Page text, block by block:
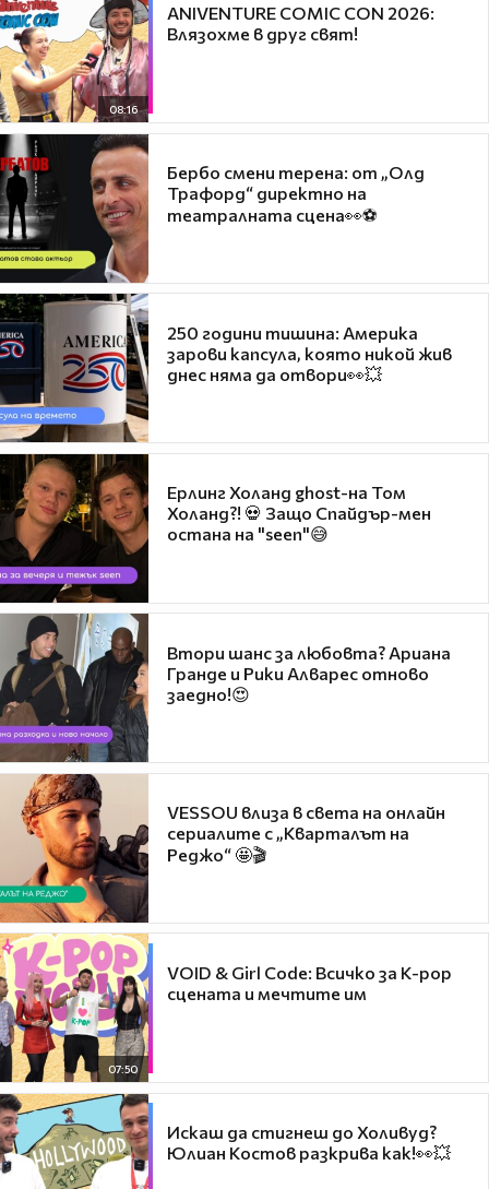
08:16
ANIVENTURE COMIC CON 2026:
Влязохме в друг свят!
Бербо смени терена: от „Олд
Трафорд“ директно на
театралната сцена👀⚽
250 години тишина: Америка
зарови капсула, която никой жив
днес няма да отвори👀💥
Ерлинг Холанд ghost-на Том
Холанд?! 💀 Защо Спайдър-мен
остана на "seen"😅
Втори шанс за любовта? Ариана
Гранде и Рики Алварес отново
заедно!😍
VESSOU влиза в света на онлайн
сериалите с „Кварталът на
Реджо“ 🤩🎬
07:50
VOID & Girl Code: Всичко за K-pop
сцената и мечтите им
Искаш да стигнеш до Холивуд?
Юлиан Костов разкрива как!👀💥